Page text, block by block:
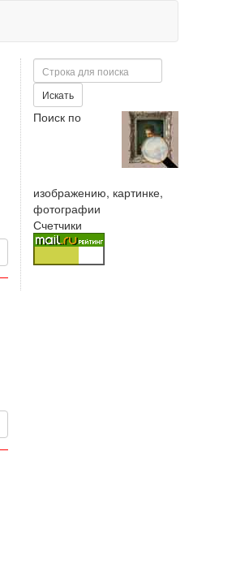
Поиск
Искать
Поиск по
изображению, картинке,
фотографии
Счетчики